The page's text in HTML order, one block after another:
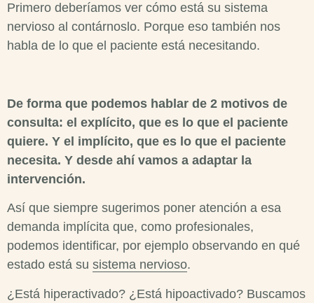
Primero deberíamos ver cómo está su sistema
nervioso al contárnoslo. Porque eso también nos
habla de lo que el paciente está necesitando.
De forma que podemos hablar de 2 motivos de
consulta: el explícito, que es lo que el paciente
quiere. Y el implícito, que es lo que el paciente
necesita. Y desde ahí vamos a adaptar la
intervención.
Así que siempre sugerimos poner atención a esa
demanda implícita que, como profesionales,
podemos identificar, por ejemplo observando en qué
estado está su sistema nervioso.
¿Está hiperactivado? ¿Está hipoactivado? Buscamos